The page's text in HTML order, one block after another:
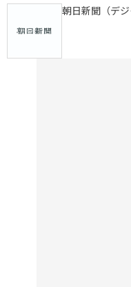
朝日新聞（デジ